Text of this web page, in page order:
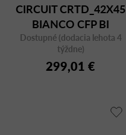
CIRCUIT CRTD_42X45
BIANCO CFP BI
Dostupné (dodacia lehota 4
týždne)
299,01 €